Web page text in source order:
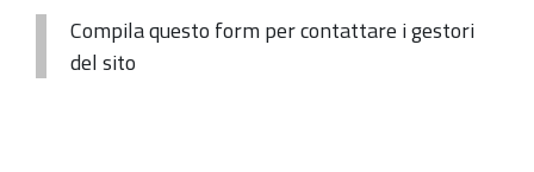
Compila questo form per contattare i gestori
del sito